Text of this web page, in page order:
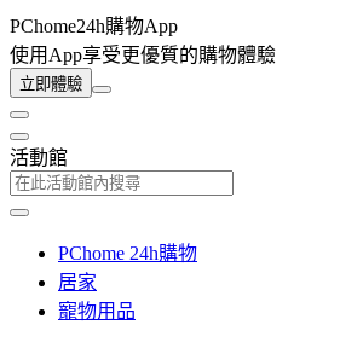
PChome24h購物App
使用App享受更優質的購物體驗
立即體驗
活動館
PChome 24h購物
居家
寵物用品